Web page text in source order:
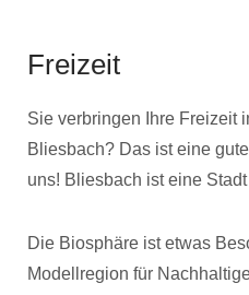
Freizeit
Sie verbringen Ihre Freizeit
Bliesbach? Das ist eine
uns! Bliesbach ist eine
Die Biosphäre ist etwas
Modellregion für